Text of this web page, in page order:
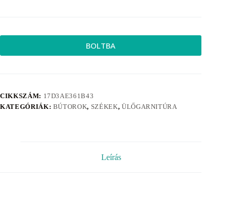
BOLTBA
CIKKSZÁM: 17D3AE361B43
KATEGÓRIÁK: BÚTOROK, SZÉKEK, ÜLŐGARNITÚRA
Leírás